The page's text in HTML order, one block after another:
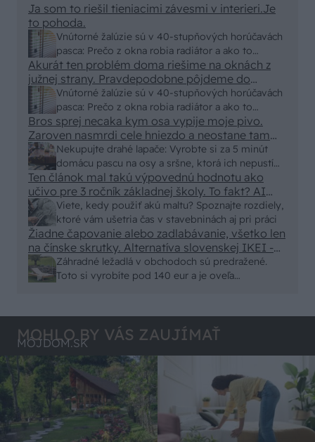
Vnútorné žalúzie sú v 40-stupňových horúčavách
pasca: Prečo z okna robia radiátor a ako to
vyriešiť za pár eur?
Ja som to riešil tieniacimi závesmi v interieri.Je
to pohoda.
Vnútorné žalúzie sú v 40-stupňových horúčavách
pasca: Prečo z okna robia radiátor a ako to
vyriešiť za pár eur?
Akurát ten problém doma riešime na oknách z
južnej strany. Pravdepodobne pôjdeme do
vonkajšieho tienenia na spôsob markízy
250x150cm. Čínsky predajcovia idú okolo 100
eur kus.
Nekupujte drahé lapače: Vyrobte si za 5 minút
domácu pascu na osy a sršne, ktorá ich nepustí
von
Bros sprej necaka kym osa vypije moje pivo.
Zaroven nasmrdi cele hniezdo a neostane tam
nic zive. Vasa pasca naucinke moc efektivne.
Skor pritiahne slimaky
Viete, kedy použiť akú maltu? Spoznajte rozdiely,
ktoré vám ušetria čas v stavebninách aj pri práci
Ten článok mal takú výpovednú hodnotu ako
učivo pre 3 ročník základnej školy. To fakt? AI
alebo nejaka kniha z VŠ? Dnešné rychlotvrdnuce
malty - pevnosť 40 Mpa a doba schnutia tak 15
minut , k tomu vodotesné s kryštálikou. A rozdiel
- schnutie a zretie. Nič?
Záhradné ležadlá v obchodoch sú predražené.
Toto si vyrobíte pod 140 eur a je oveľa
Žiadne čapovanie alebo zadlabávanie, všetko len
na čínske skrutky. Alternatíva slovenskej IKEI -
čo sa týka pevnosti. Autor si nedal veľa námahy s
remeselným spracovaním, škoda. No lepšie než
MOHLO BY VÁS ZAUJÍMAŤ
MÔJDOM.SK